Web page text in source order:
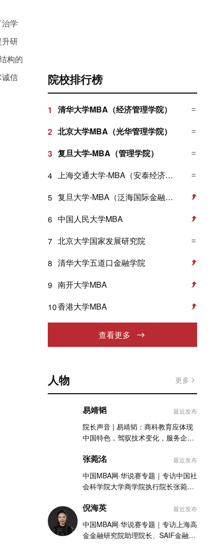
学
研
构的
信
院校排行榜
1
清华大学MBA（经济管理学院）
2 北京大学MBA（光华管理学院）
3 复旦大学-MBA（管理学院）
4
上海交通大学-MBA（安泰经济与管理学院）
5
复旦大学-MBA（泛海国际金融学院）
6 中国人民大学MBA
7 北京大学国家发展研究院
8 清华大学五道口金融学院
9 南开大学MBA
10香港大学MBA
查看更多
人物 更多
易靖韬 最近发布
院长声音 | 易靖韬：商科教育应体现
中国特色，驾驭技术变化，服务企业
张菀洺 最近发布
中国MBA网·华说赛专题｜专访中国社
会科学院大学商学院执行院长张菀洺
倪海英 最近发布
中国MBA网·华说赛专题｜专访上海高
金金融研究院助理院长、SAIF金融